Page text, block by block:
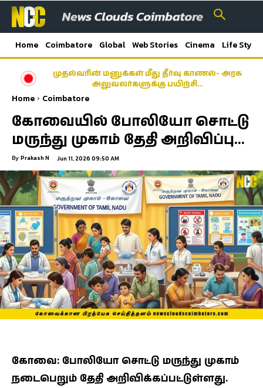
Home Coimbatore Global Web Stories Cinema Life Style
முதல்வரின் மனுக்கள் மீது தீர்வு காணல்- அரசு
அலுவலர்களுக்கு பயிற்சி…
Home Coimbatore
கோவையில் போலியோ சொட்டு
மருந்து முகாம் தேதி அறிவிப்பு…
By Prakash N Jun 11, 2026 09:50 AM
கோவை: போலியோ சொட்டு மருந்து முகாம்
நடைபெறும் தேதி அறிவிக்கப்பட்டுள்ளது.